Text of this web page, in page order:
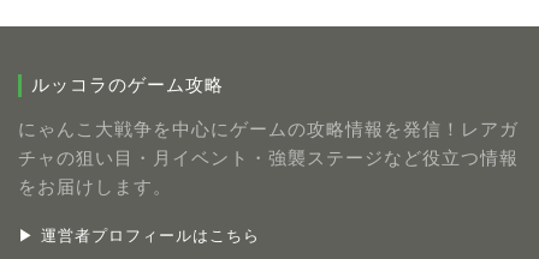
ルッコラのゲーム攻略
にゃんこ大戦争を中心にゲームの攻略情報を発信！レアガ
チャの狙い目・月イベント・強襲ステージなど役立つ情報
をお届けします。
▶ 運営者プロフィールはこちら